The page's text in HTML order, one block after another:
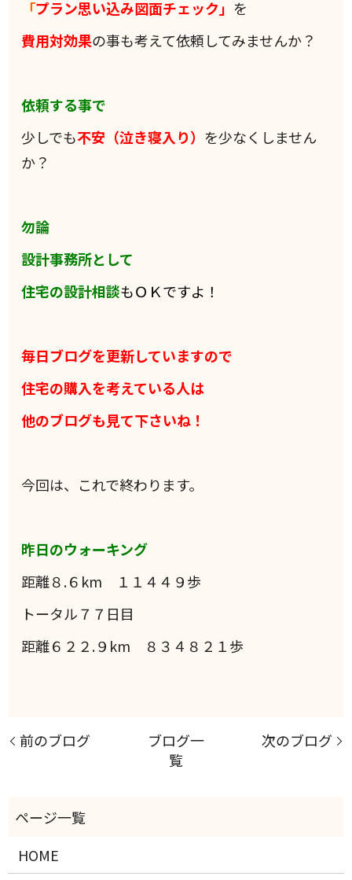
「プラン思い込み図面チェック」 を
費用対効果の事も考えて依頼してみませんか？
依頼する事で
少しでも不安（泣き寝入り） を少なくしません
か？
勿論
設計事務所として
住宅の設計相談もＯＫですよ！
毎日ブログを更新していますので
住宅の購入を考えている人は
他のブログも見て下さいね！
今回は、これで終わります。
昨日のウォーキング
距離８.６km １１４４９歩
トータル７７日目
距離６２２.９km ８３４８２１歩
前のブログ
ブログ一
覧
次のブログ
HOME